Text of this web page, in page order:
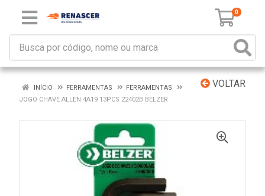
0
VOLTAR
INÍCIO FERRAMENTAS
FERRAMENTAS
JOGO CHAVE ALLEN 4A19 13PCS 22402B BELZER